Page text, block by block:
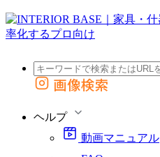
外部サイトの商品をカートに追加
画像検索
ヘルプ
動画マニュアル